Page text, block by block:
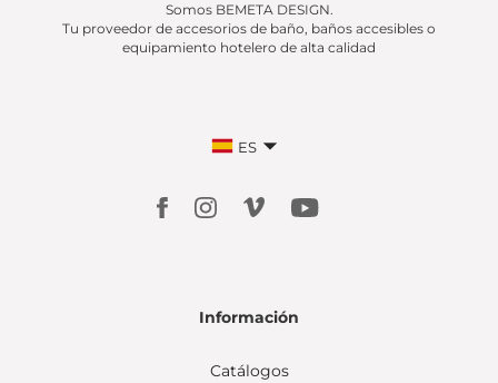
Somos BEMETA DESIGN.
Tu proveedor de accesorios de baño, baños accesibles o
equipamiento hotelero de alta calidad
ES
Información
Catálogos